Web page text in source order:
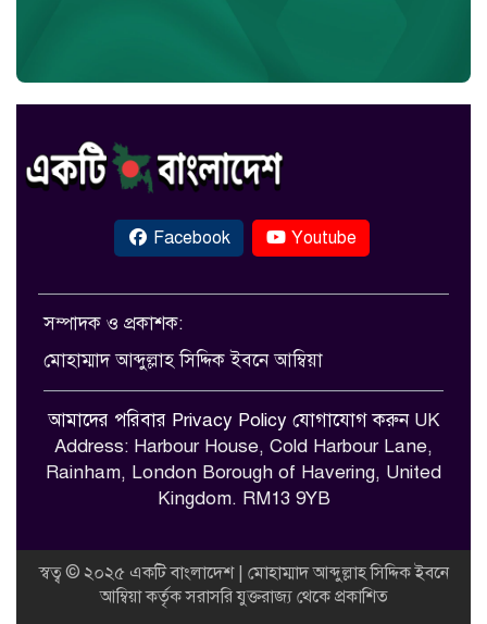
Facebook Youtube
সম্পাদক ও প্রকাশক:
মোহাম্মাদ আব্দুল্লাহ সিদ্দিক ইবনে আম্বিয়া
আমাদের পরিবার Privacy Policy যোগাযোগ করুনUK
Address: Harbour House, Cold Harbour Lane,
Rainham, London Borough of Havering, United
Kingdom. RM13 9YB
স্বত্ব © ২০২৫ একটি বাংলাদেশ | মোহাম্মাদ আব্দুল্লাহ সিদ্দিক ইবনে
আম্বিয়া কর্তৃক সরাসরি যুক্তরাজ্য থেকে প্রকাশিত